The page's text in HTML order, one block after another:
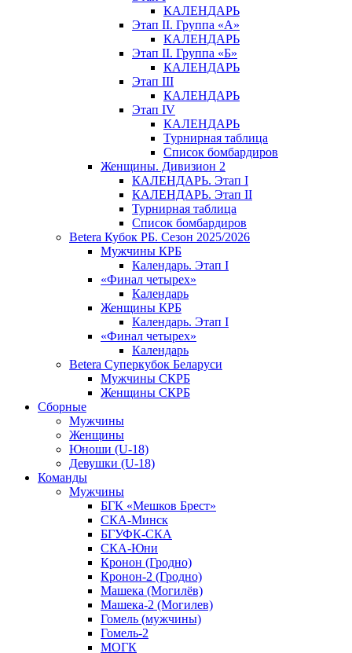
КАЛЕНДАРЬ
Этап II. Группа «А»
КАЛЕНДАРЬ
Этап II. Группа «Б»
КАЛЕНДАРЬ
Этап III
КАЛЕНДАРЬ
Этап IV
КАЛЕНДАРЬ
Турнирная таблица
Список бомбардиров
Женщины. Дивизион 2
КАЛЕНДАРЬ. Этап I
КАЛЕНДАРЬ. Этап II
Турнирная таблица
Список бомбардиров
Betera Кубок РБ. Сезон 2025/2026
Мужчины КРБ
Календарь. Этап I
«Финал четырех»
Календарь
Женщины КРБ
Календарь. Этап I
«Финал четырех»
Календарь
Betera Суперкубок Беларуси
Мужчины СКРБ
Женщины СКРБ
Сборные
Мужчины
Женщины
Юноши (U-18)
Девушки (U-18)
Команды
Мужчины
БГК «Мешков Брест»
СКА-Минск
БГУФК-СКА
СКА-Юни
Кронон (Гродно)
Кронон-2 (Гродно)
Машека (Могилёв)
Машека-2 (Могилев)
Гомель (мужчины)
Гомель-2
МОГК